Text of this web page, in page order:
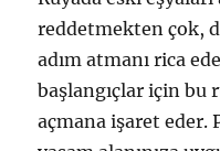
reddetmekten çok,
adım atmanı rica
başlangıçlar için bu
açmana işaret eder.